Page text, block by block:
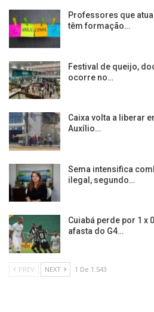
Professores que
têm formação…
Festival de queijo,
ocorre no…
Caixa volta a liberar
Auxílio…
Sema intensifica
ilegal, segundo…
Cuiabá perde por 1 x
afasta do G4…
PREV NEXT 1 De 1.543